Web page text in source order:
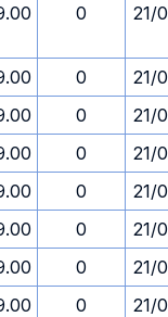
0 21/
0
21/
0
21/
0
21/
0
21/
0
21/
0
21/
0
21/